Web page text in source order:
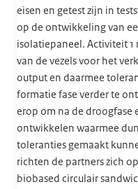
eisen en getest zijn in
op de ontwikkeling van
isolatiepaneel. Activiteit
van de vezels voor het
output en daarmee
formatie fase verder te
erop om na de droogfase
ontwikkelen waarmee
toleranties gemaakt
richten de partners zich
biobased circulair